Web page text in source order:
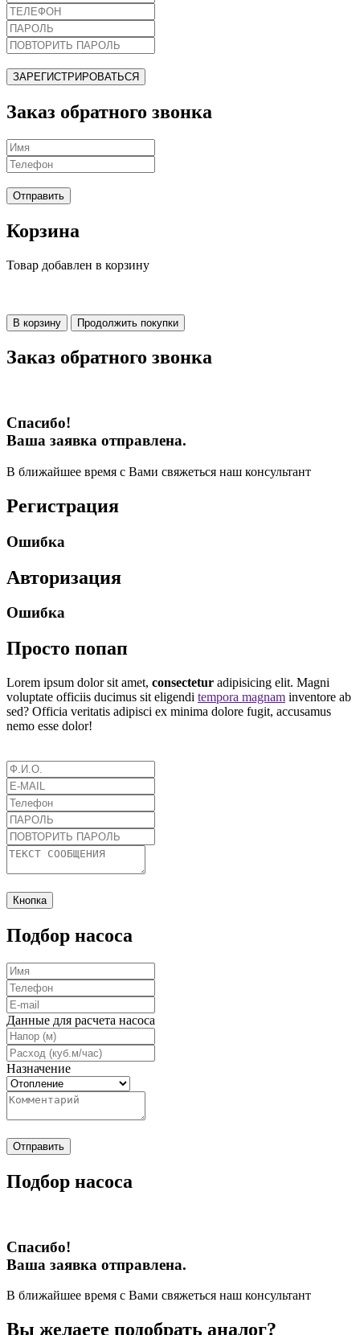
ЗАРЕГИСТРИРОВАТЬСЯ
Заказ обратного звонка
Отправить
Корзина
Товар добавлен в корзину
В корзину Продолжить покупки
Заказ обратного звонка
Спасибо!
Ваша заявка отправлена.
В ближайшее время с Вами свяжеться наш консультант
Регистрация
Ошибка
Авторизация
Ошибка
Просто попап
Lorem ipsum dolor sit amet, consectetur adipisicing elit. Magni
voluptate officiis ducimus sit eligendi tempora magnam inventore ab
sed? Officia veritatis adipisci ex minima dolore fugit, accusamus
nemo esse dolor!
Кнопка
Подбор насоса
Данные для расчета насоса
Назначение
Отправить
Подбор насоса
Спасибо!
Ваша заявка отправлена.
В ближайшее время с Вами свяжеться наш консультант
Вы желаете подобрать аналог?